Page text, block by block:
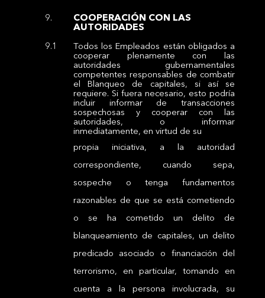
COOPERACIÓN CON LAS
AUTORIDADES
Todos los Empleados están obligados a
cooperar plenamente con las
autoridades gubernamentales
competentes responsables de combatir
el Blanqueo de capitales, si así se
requiere. Si fuera necesario, esto podría
incluir informar de transacciones
sospechosas y cooperar con las
autoridades, o informar
inmediatamente, en virtud de su
propia iniciativa, a la autoridad
correspondiente, cuando sepa,
sospeche o tenga fundamentos
razonables de que se está cometiendo
o se ha cometido un delito de
blanqueamiento de capitales, un delito
predicado asociado o financiación del
terrorismo, en particular, tomando en
cuenta a la persona involucrada, su